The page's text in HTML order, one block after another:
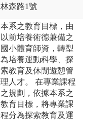
林森路1號
本系之教育目標，由
以前培養術德兼備之
國小體育師資，轉型
為培養運動科學、探
索教育及休閒遊憩管
理人才。 在專業課程
之規劃，依據本系之
教育目標，將專業課
程分為探索教育及運